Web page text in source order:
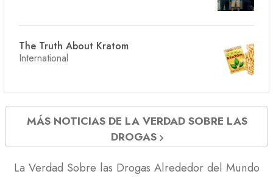
The Truth About Kratom
International
MÁS NOTICIAS DE LA VERDAD SOBRE LAS
DROGAS
La Verdad Sobre las Drogas Alrededor del Mundo